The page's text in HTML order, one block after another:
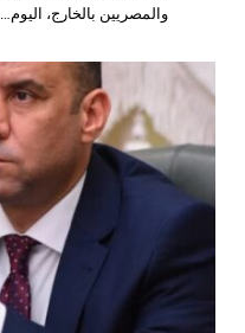
والمصريين بالخارج، اليوم…